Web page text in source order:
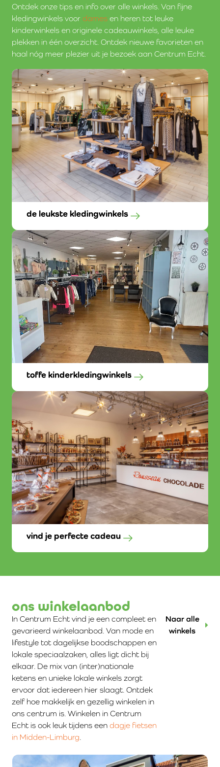
Ontdek onze tips en info over alle winkels. Van fijne
kledingwinkels voor dames en heren tot leuke
kinderwinkels en originele cadeauwinkels, alle leuke
plekken in één overzicht. Ontdek nieuwe favorieten en
haal nóg meer plezier uit je bezoek aan Centrum Echt.
de leukste kledingwinkels
toffe kinderkledingwinkels
vind je perfecte cadeau
ons winkelaanbod
In Centrum Echt vind je een compleet en
gevarieerd winkelaanbod. Van mode en
lifestyle tot dagelijkse boodschappen en
lokale speciaalzaken, alles ligt dicht bij
elkaar. De mix van (inter)nationale
ketens en unieke lokale winkels zorgt
ervoor dat iedereen hier slaagt. Ontdek
zelf hoe makkelijk en gezellig winkelen in
ons centrum is. Winkelen in Centrum
Echt is ook leuk tijdens een dagje fietsen
in Midden-Limburg.
Naar alle
winkels